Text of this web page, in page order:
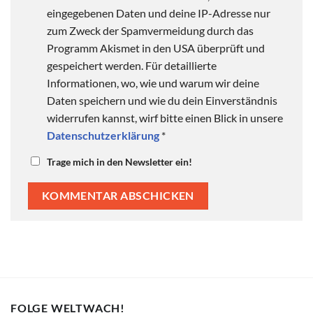
eingegebenen Daten und deine IP-Adresse nur
zum Zweck der Spamvermeidung durch das
Programm Akismet in den USA überprüft und
gespeichert werden. Für detaillierte
Informationen, wo, wie und warum wir deine
Daten speichern und wie du dein Einverständnis
widerrufen kannst, wirf bitte einen Blick in unsere
Datenschutzerklärung *
Trage mich in den Newsletter ein!
FOLGE WELTWACH!